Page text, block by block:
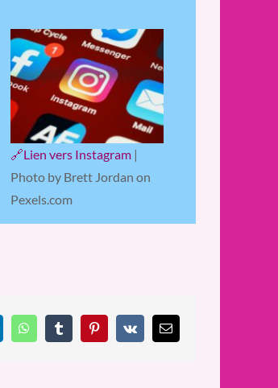
🔗Lien vers Instagram |
Photo by Brett Jordan on
Pexels.com
WhatsAppTumblrPinterest
Vk Email